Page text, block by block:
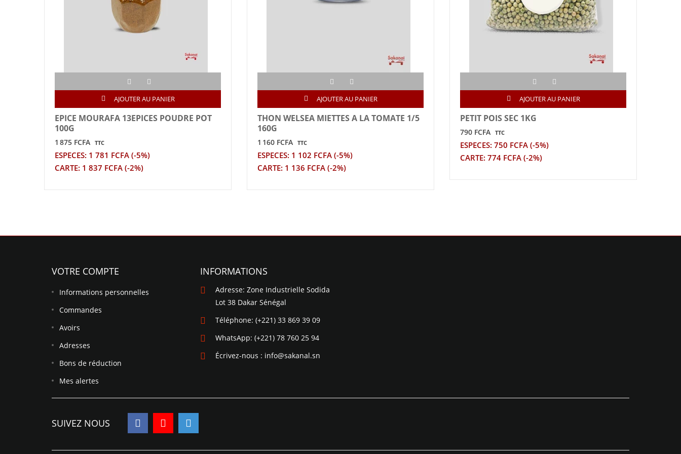
AJOUTER AU PANIER
EPICE MOURAFA 13EPICES POUDRE POT
100G
1 875 FCFA TTC
ESPECES: 1 781 FCFA (-5%)
CARTE: 1 837 FCFA (-2%)
AJOUTER AU PANIER
THON WELSEA MIETTES A LA TOMATE 1/5
160G
1 160 FCFA TTC
ESPECES: 1 102 FCFA (-5%)
CARTE: 1 136 FCFA (-2%)
AJOUTER AU PANIER
PETIT POIS SEC 1KG
790 FCFA TTC
ESPECES: 750 FCFA (-5%)
CARTE: 774 FCFA (-2%)
VOTRE COMPTE
Informations personnelles
Commandes
Avoirs
Adresses
Bons de réduction
Mes alertes
INFORMATIONS
Adresse: Zone Industrielle Sodida
Lot 38 Dakar Sénégal
Téléphone: (+221) 33 869 39 09
WhatsApp: (+221) 78 760 25 94
Écrivez-nous : info@sakanal.sn
SUIVEZ NOUS